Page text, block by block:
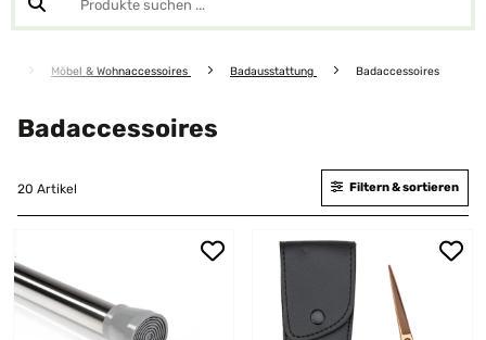
Möbel & Wohnaccessoires Badausstattung Badaccessoires
Badaccessoires
20 Artikel Filtern & sortieren